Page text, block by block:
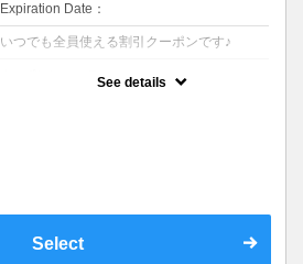
Expiration Date：
いつでも全員使える割引クーポンです♪
See details
Select